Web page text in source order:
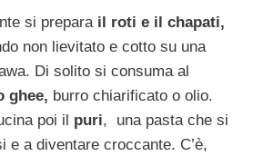
si prepara il roti e il chapati,
non lievitato e cotto su una
Di solito si consuma al
ghee, burro chiarificato o olio.
poi il puri, una pasta che si
e a diventare croccante. C’è,